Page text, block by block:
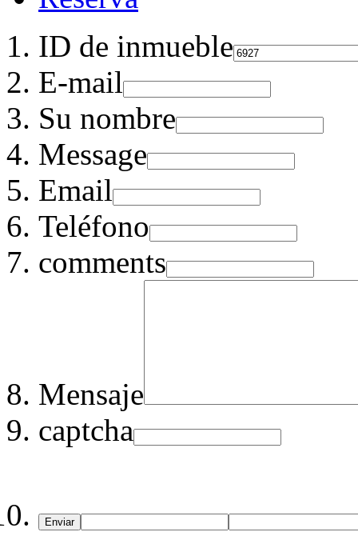
ID de inmueble
E-mail
Su nombre
Message
Email
Teléfono
comments
Mensaje
captcha
Enviar